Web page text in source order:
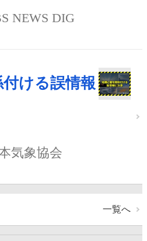
NEWS DIG
ける誤情報
気象協会
一覧へ